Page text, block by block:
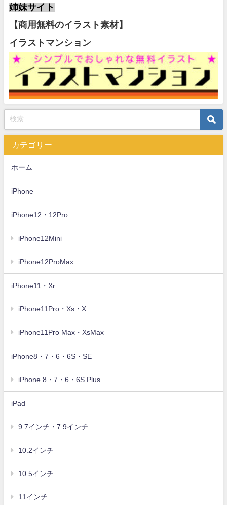
姉妹サイト
【商用無料のイラスト素材】
イラストマンション
カテゴリー
ホーム
iPhone
iPhone12・12Pro
iPhone12Mini
iPhone12ProMax
iPhone11・Xr
iPhone11Pro・Xs・X
iPhone11Pro Max・XsMax
iPhone8・7・6・6S・SE
iPhone 8・7・6・6S Plus
iPad
9.7インチ・7.9インチ
10.2インチ
10.5インチ
11インチ